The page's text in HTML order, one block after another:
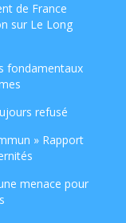
de France
sur Le Long
fondamentaux
refusé
» Rapport
menace pour